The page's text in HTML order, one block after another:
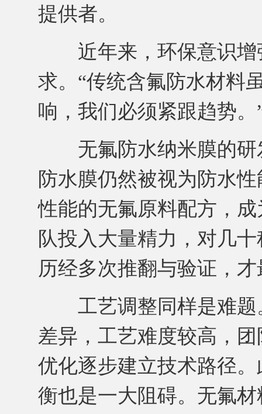
提供者。
近年来，环保意识增
求。“传统含氟防水材料
响，我们必须紧跟趋势。
无氟防水纳米膜的研
防水膜仍然被视为防水
性能的无氟原料配方，
队投入大量精力，对几
历经多次推翻与验证，
工艺调整同样是难题
差异，工艺难度较高，
优化逐步建立技术路径
衡也是一大阻碍。无氟